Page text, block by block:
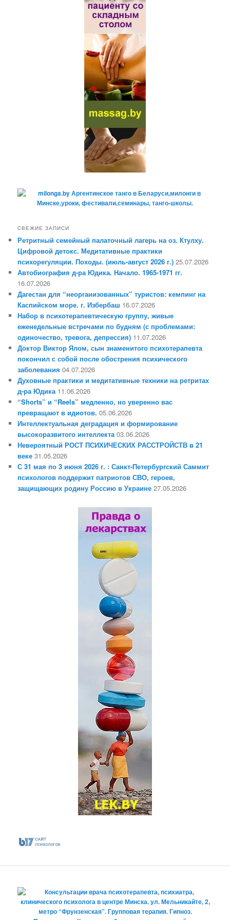
СВЕЖИЕ ЗАПИСИ
Ретритный семейный палаточный лагерь на оз. Ктулху.
Цифровой детокс. Медитативные практики
психорегуляции. Походы. (июль-август 2026 г.) 25.07.2026
Автобиография д-ра Юдика. Начало. 1965-1971 гг.
16.07.2026
Дагестан для “неорганизованных” туристов: кемпинг на
Каспийском море. г. Избербаш 16.07.2026
Набор в психотерапевтическую группу, живые
еженедельные встречами по будням (с проблемами:
одиночество, тревога, депрессия) 11.07.2026
Доктор Виктор Ялом, сын знаменитого психотерапевта
покончил с собой после обострения психического
заболевания 04.07.2026
Духовные практики и медитативные техники на ретритах
д-ра Юдика 11.06.2026
“Shorts” и “Reels” медленно, но уверенно вас
превращают в идиотов. 05.06.2026
Интеллектуальная деградация и формирование
высокоразвитого интеллекта 03.06.2026
Невероятный РОСТ ПСИХИЧЕСКИХ РАССТРОЙСТВ в 21
веке 31.05.2026
С 31 мая по 3 июня 2026 г. : Санкт-Петербургский Саммит
психологов поддержит патриотов СВО, героев,
защищающих родину Россию в Украине 27.05.2026